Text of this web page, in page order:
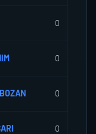
0
0
0
0